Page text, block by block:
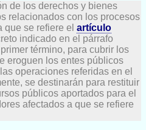
de los derechos y bienes
relacionados con los procesos
se refiere el artículo
indicado en el párrafo
término, para cubrir los
eroguen los entes públicos
operaciones referidas en el
se destinarán para restituir
públicos aportados para el
afectados a que se refiere